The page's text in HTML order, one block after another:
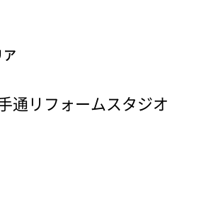
ア
通リフォームスタジオ